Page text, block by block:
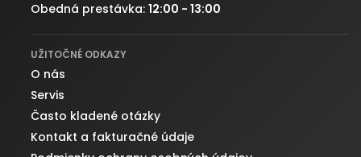
Obedná prestávka: 12:00 - 13:00
UŽITOČNÉ ODKAZY
O nás
Servis
Často kladené otázky
Kontakt a fakturačné údaje